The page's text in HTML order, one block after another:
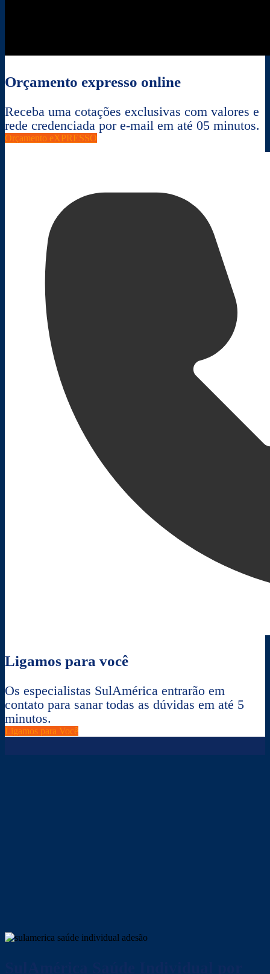
Orçamento expresso online
Receba uma cotações exclusivas com valores e
rede credenciada por e-mail em até 05 minutos.
Orçamento eXPRESSO
Ligamos para você
Os especialistas SulAmérica entrarão em
contato para sanar todas as dúvidas em até 5
minutos.
Ligamos para Você